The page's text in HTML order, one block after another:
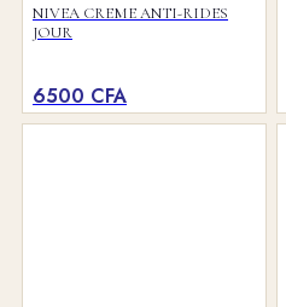
MENU
NIVEA CREME ANTI-RIDES
JOUR
6500 CFA